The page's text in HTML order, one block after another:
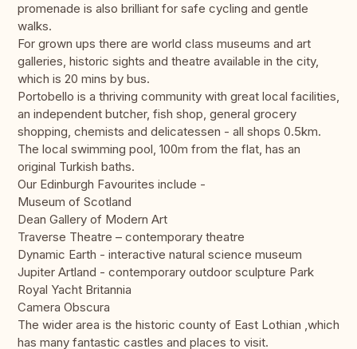
promenade is also brilliant for safe cycling and gentle
walks.
For grown ups there are world class museums and art
galleries, historic sights and theatre available in the city,
which is 20 mins by bus.
Portobello is a thriving community with great local facilities,
an independent butcher, fish shop, general grocery
shopping, chemists and delicatessen - all shops 0.5km.
The local swimming pool, 100m from the flat, has an
original Turkish baths.
Our Edinburgh Favourites include -
Museum of Scotland
Dean Gallery of Modern Art
Traverse Theatre – contemporary theatre
Dynamic Earth - interactive natural science museum
Jupiter Artland - contemporary outdoor sculpture Park
Royal Yacht Britannia
Camera Obscura
The wider area is the historic county of East Lothian ,which
has many fantastic castles and places to visit.